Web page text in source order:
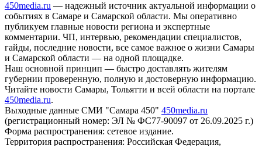
450media.ru — надежный источник актуальной информации о
событиях в Самаре и Самарской области. Мы оперативно
публикуем главные новости региона и экспертные
комментарии. ЧП, интервью, рекомендации специалистов,
гайды, последние новости, все самое важное о жизни Самары
и Самарской области — на одной площадке.
Наш основной принцип — быстро доставлять жителям
губернии проверенную, полную и достоверную информацию.
Читайте новости Самары, Тольятти и всей области на портале
450media.ru.
Выходные данные СМИ "Самара 450" 450media.ru
(регистрационный номер: ЭЛ № ФС77-90097 от 26.09.2025 г.)
Форма распространения: сетевое издание.
Территория распространения: Российская Федерация,